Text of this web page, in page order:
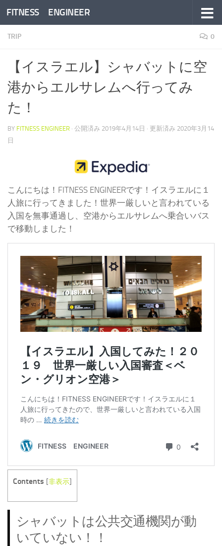
コンテンツへスキップ
FITNESS ENGINEER
TRIP 0
【イスラエル】シャバットに空
港からエルサレムへ行ってみ
た！
BY FITNESS ENGINEER · 公開済み 2019年4月14日 · 更新済み 2020年3月14
日
こんにちは！FITNESS ENGINEERです！イスラエルに１
人旅に行ってきました！世界一厳しいと言われている
入国を無事通過し、空港からエルサレムへ乗合いバス
で移動しました！
Contents [非表示]
シャバットは公共交通機関が動
いていない！！